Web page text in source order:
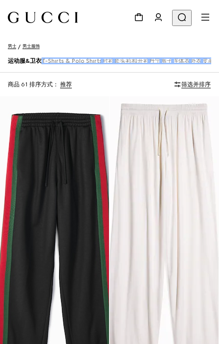
男士 男士服饰
运动服&卫衣 T-Shirts & Polo Shirts 衬衫 套头衫和开衫 丹宁 裤子 连体衣 外衣 皮革
商品 61 排序方式： 推荐 筛选并排序